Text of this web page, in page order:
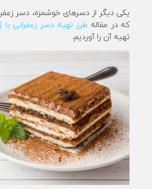
یکی دیگر از دسرهای خوشمزه، دسر
که در مقاله طرز تهیهدسر زعفرانی با
تهیه آن را آوردیم.